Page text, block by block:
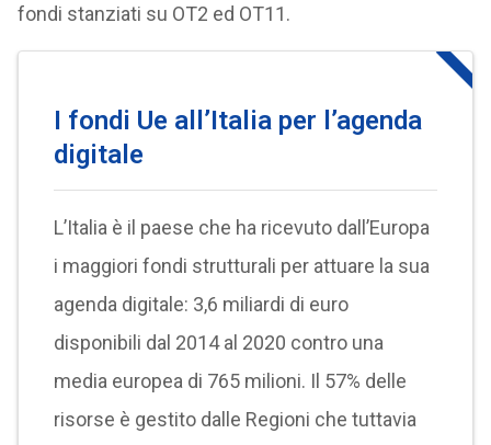
fondi stanziati su OT2 ed OT11.
I fondi Ue all’Italia per l’agenda
digitale
L’Italia è il paese che ha ricevuto dall’Europa
i maggiori fondi strutturali per attuare la sua
agenda digitale: 3,6 miliardi di euro
disponibili dal 2014 al 2020 contro una
media europea di 765 milioni. Il 57% delle
risorse è gestito dalle Regioni che tuttavia